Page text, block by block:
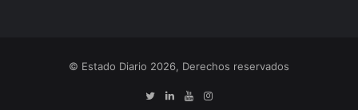
© Estado Diario 2026, Derechos reservados